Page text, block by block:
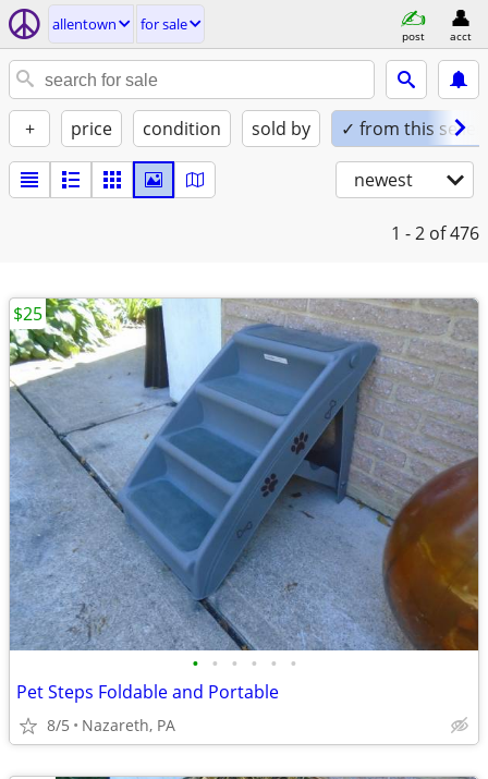
allentown for sale
post acct
+ price condition sold by ✓ from this seller
newest
1 - 2 of 476
• • • • • •
Pet Steps Foldable and Portable
8/5 Nazareth, PA
$25